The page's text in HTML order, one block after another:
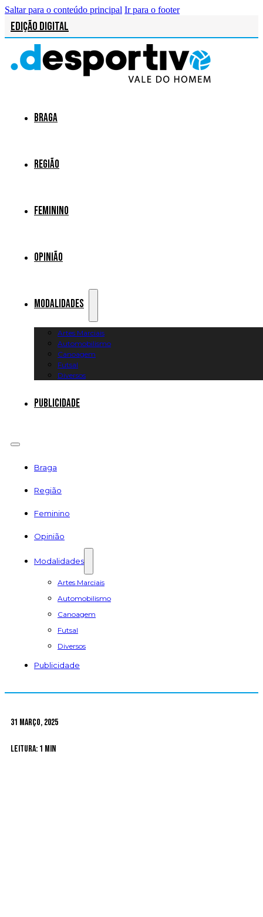
Saltar para o conteúdo principal Ir para o footer
Edição Digital
Braga
Região
Feminino
Opinião
Modalidades
Artes Marciais
Automobilismo
Canoagem
Futsal
Diversos
Publicidade
Braga
Região
Feminino
Opinião
Modalidades
Artes Marciais
Automobilismo
Canoagem
Futsal
Diversos
Publicidade
31 Março, 2025
Leitura: 1 min